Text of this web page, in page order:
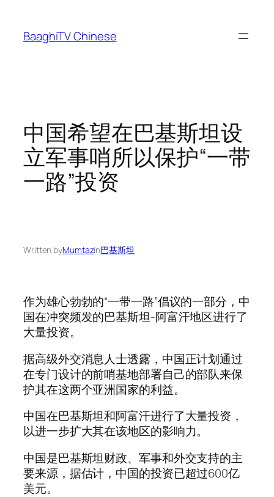
content
BaaghiTV Chinese
中国希望在巴基斯坦设
立军事哨所以保护“一带
一路”投资
Written byMumtazin巴基斯坦
作为雄心勃勃的“一带一路”倡议的一部分，中
国在冲突频发的巴基斯坦-阿富汗地区进行了
大量投资。
据高级外交消息人士透露，中国正计划通过
在专门设计的前哨基地部署自己的部队来保
护其在这两个亚洲国家的利益。
中国在巴基斯坦和阿富汗进行了大量投资，
以进一步扩大其在该地区的影响力。
中国是巴基斯坦财政、军事和外交支持的主
要来源，据估计，中国的投资已超过600亿
美元。